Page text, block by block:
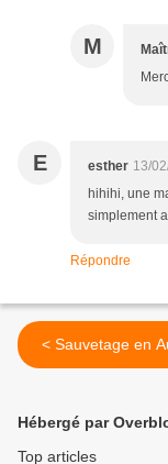
M
E esther 13/
hihihi, une
simplement
Répondre
< Sauvetage en
Hébergé par
Top articles